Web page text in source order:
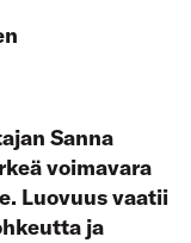
Sanna
voimavara
Luovuus vaatii
ja